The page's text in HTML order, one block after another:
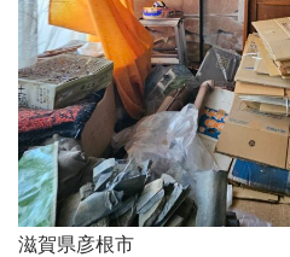
滋賀県彦根市